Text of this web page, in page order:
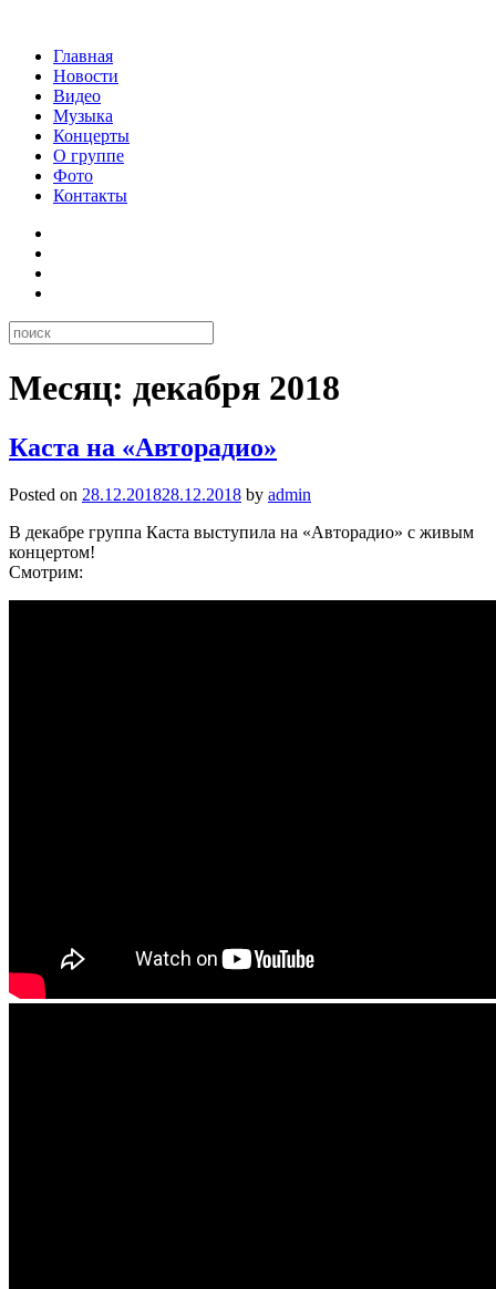
Главная
Новости
Видео
Музыка
Концерты
О группе
Фото
Контакты
Месяц: декабря 2018
Каста на «Авторадио»
Posted on 28.12.201828.12.2018 by admin
В декабре группа Каста выступила на «Авторадио» с живым
концертом!
Смотрим: